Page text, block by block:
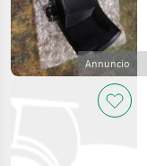
Annuncio